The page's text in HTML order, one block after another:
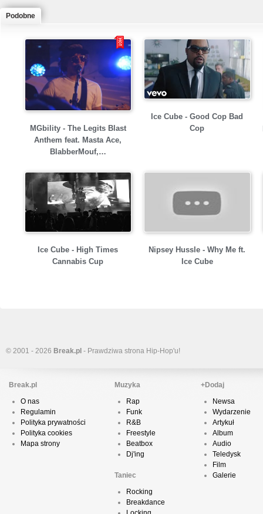
Podobne
MGbility - The Legits Blast
Anthem feat. Masta Ace,
BlabberMouf,…
Ice Cube - Good Cop Bad
Cop
Ice Cube - High Times
Cannabis Cup
Nipsey Hussle - Why Me ft.
Ice Cube
© 2001 - 2026 Break.pl - Prawdziwa strona Hip-Hop'u!
Break.pl
O nas
Regulamin
Polityka prywatności
Polityka cookies
Mapa strony
Muzyka
Rap
Funk
R&B
Freestyle
Beatbox
Dj'ing
Taniec
Rocking
Breakdance
+Dodaj
Newsa
Wydarzenie
Artykuł
Album
Audio
Teledysk
Film
Galerie